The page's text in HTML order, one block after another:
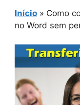
Início » Como
no Word sem